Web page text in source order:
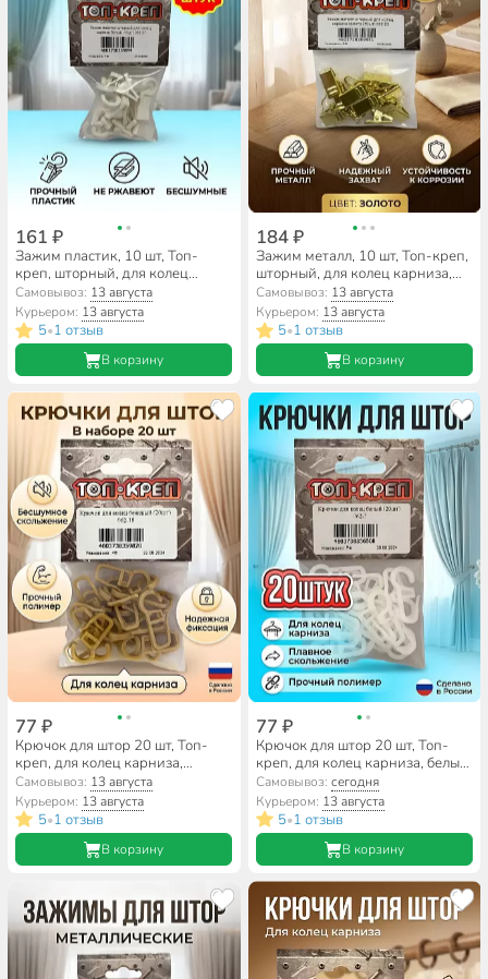
161 ₽
Зажим пластик, 10 шт, Топ-
креп, шторный, для колец
карниза, белый, 062-27
Самовывоз: 13 августа
Курьером: 13 августа
5•1 отзыв
В корзину
184 ₽
Зажим металл, 10 шт, Топ-креп,
шторный, для колец карниза,
золото, 062-23
Самовывоз: 13 августа
Курьером: 13 августа
5•1 отзыв
В корзину
77 ₽
Крючок для штор 20 шт, Топ-
креп, для колец карниза,
бежевый, 062-18
Самовывоз: 13 августа
Курьером: 13 августа
5•1 отзыв
В корзину
77 ₽
Крючок для штор 20 шт, Топ-
креп, для колец карниза, белый,
062-5
Самовывоз: сегодня
Курьером: 13 августа
5•1 отзыв
В корзину